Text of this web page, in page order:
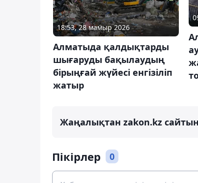
18:53, 28 мамыр 2026
Алматыда қалдықтарды
шығаруды бақылаудың
бірыңғай жүйесі енгізіліп
жатыр
Жаңалықтан zakon.kz
Пікірлер 0